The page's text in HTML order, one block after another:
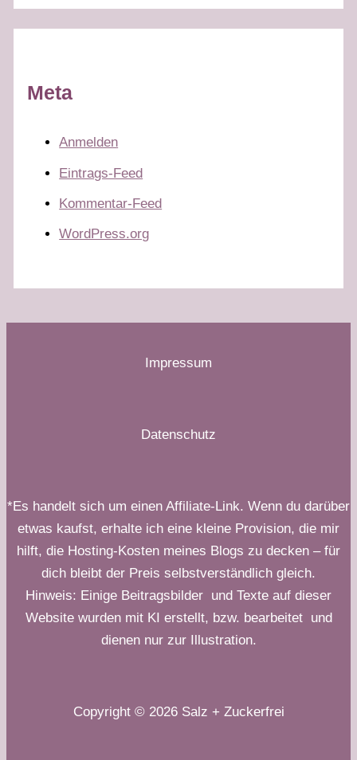
Meta
Anmelden
Eintrags-Feed
Kommentar-Feed
WordPress.org
Impressum
Datenschutz
*Es handelt sich um einen Affiliate-Link. Wenn du darüber
etwas kaufst, erhalte ich eine kleine Provision, die mir
hilft, die Hosting-Kosten meines Blogs zu decken – für
dich bleibt der Preis selbstverständlich gleich.
Hinweis: Einige Beitragsbilder und Texte auf dieser
Website wurden mit KI erstellt, bzw. bearbeitet und
dienen nur zur Illustration.
Copyright © 2026 Salz + Zuckerfrei